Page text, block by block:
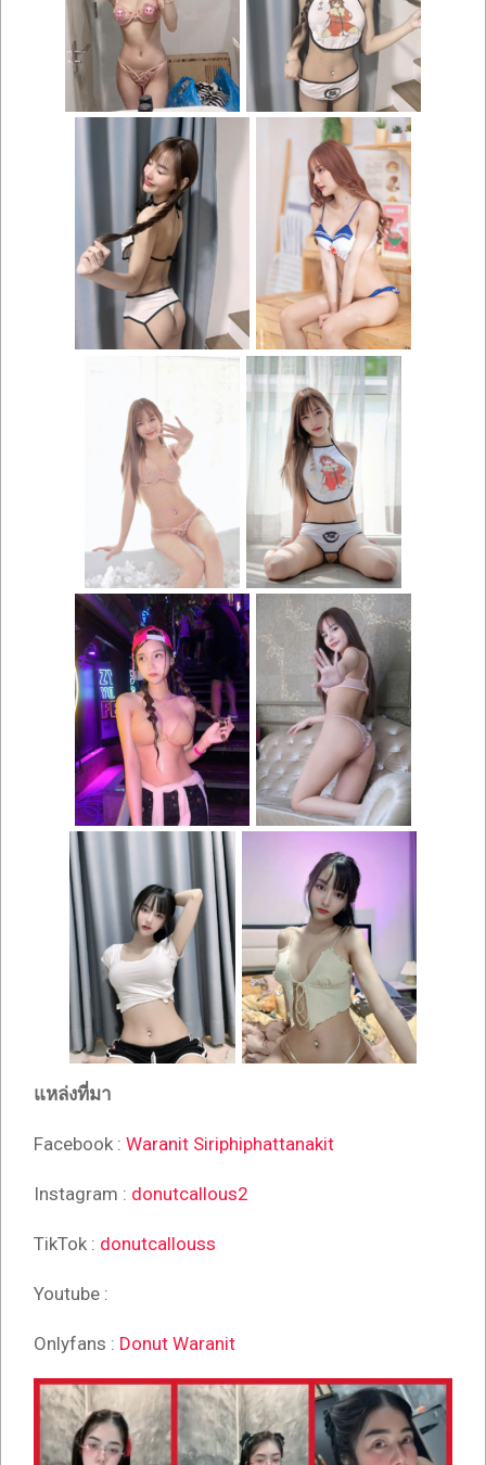
แหล่งที่มา
Facebook : Waranit Siriphiphattanakit
Instagram : donutcallous2
TikTok : donutcallouss
Youtube :
Onlyfans : Donut Waranit